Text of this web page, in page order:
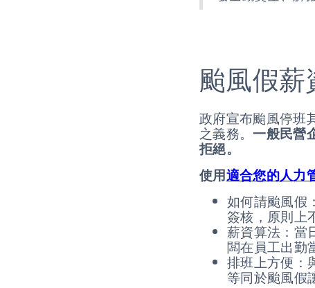
颱風假薪
政府宣布颱風停班
之義務。一般民營
拒絕。
使用適合您的人力
如何請颱風假
簽核，原則上
薪資算法：當
闆在員工出勤
排班上方便：
等同於颱風假